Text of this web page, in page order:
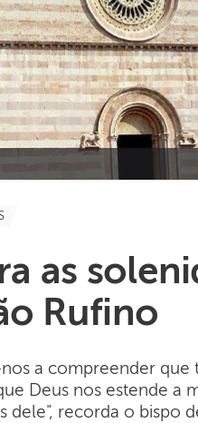
as
Rufino
a compreender
Deus nos estende a
recorda o bispo